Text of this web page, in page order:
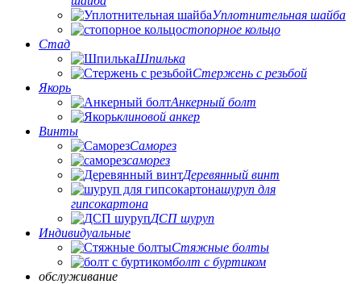
Уплотнительная шайба
стопорное кольцо
Стад
Шпилька
Стержень с резьбой
Якорь
Анкерный болт
клиновой анкер
Винты
Саморез
саморез
Деревянный винт
шуруп для
гипсокартона
ДСП шуруп
Индивидуальные
Стяжные болты
болт с буртиком
обслуживание